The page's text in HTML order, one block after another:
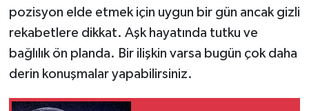
pozisyon elde etmek için uygun bir gün ancak gizli
rekabetlere dikkat. Aşk hayatında tutku ve
bağlılık ön planda. Bir ilişkin varsa bugün çok daha
derin konuşmalar yapabilirsiniz.